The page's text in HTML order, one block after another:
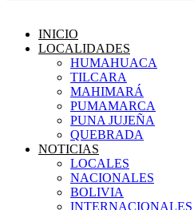
INICIO
LOCALIDADES
HUMAHUACA
TILCARA
MAHIMARÁ
PUMAMARCA
PUNA JUJEÑA
QUEBRADA
NOTICIAS
LOCALES
NACIONALES
BOLIVIA
INTERNACIONALES